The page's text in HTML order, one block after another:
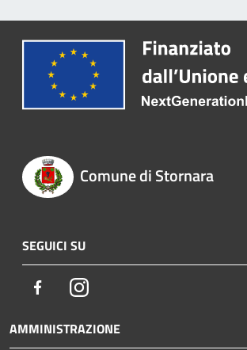
Comune di Stornara
SEGUICI SU
FacebookInstagram
AMMINISTRAZIONE